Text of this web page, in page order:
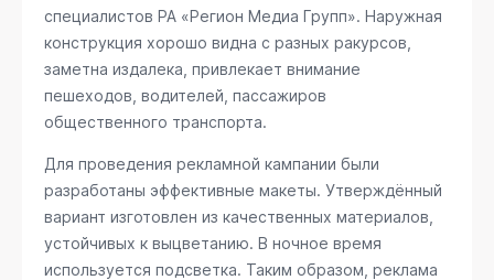
специалистов РА «Регион Медиа Групп». Наружная
конструкция хорошо видна с разных ракурсов,
заметна издалека, привлекает внимание
пешеходов, водителей, пассажиров
общественного транспорта.
Для проведения рекламной кампании были
разработаны эффективные макеты. Утверждённый
вариант изготовлен из качественных материалов,
устойчивых к выцветанию. В ночное время
используется подсветка. Таким образом, реклама